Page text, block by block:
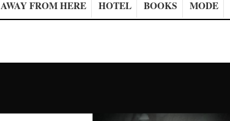
AWAY FROM HERE HOTEL BOOKS MODE